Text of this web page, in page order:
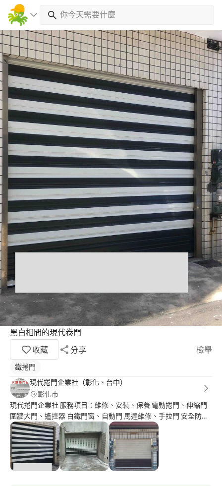
黑白相間的現代卷門
收藏
分享 檢舉
鐵捲門
現代捲門企業社（彰化、台中）
彰化市
現代捲門企業社 服務項目：維修、安裝、保養 電動捲門、伸縮門
圍牆大門、遙控器 白鐵門窗、自動門 馬達維修、手拉門 安全防壓
裝置、採光罩 服務累計近20年的優質店家